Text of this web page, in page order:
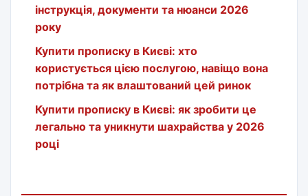
інструкція, документи та нюанси 2026
року
Купити прописку в Києві: хто
користується цією послугою, навіщо вона
потрібна та як влаштований цей ринок
Купити прописку в Києві: як зробити це
легально та уникнути шахрайства у 2026
році